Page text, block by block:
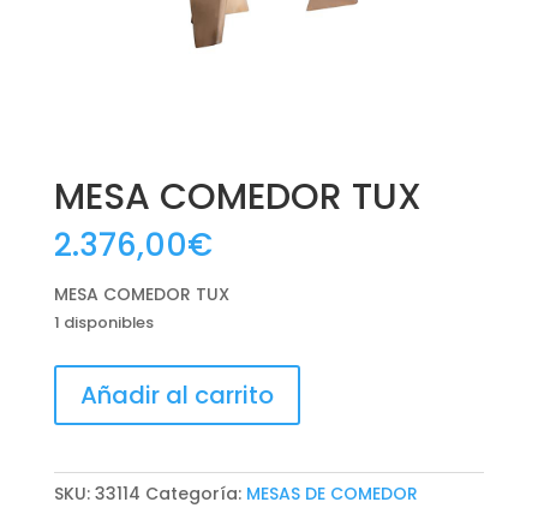
MESA COMEDOR TUX
2.376,00€
MESA COMEDOR TUX
1 disponibles
COMEDOR
TUX
Añadir al carrito
SKU: 33114 Categoría: MESAS DE COMEDOR